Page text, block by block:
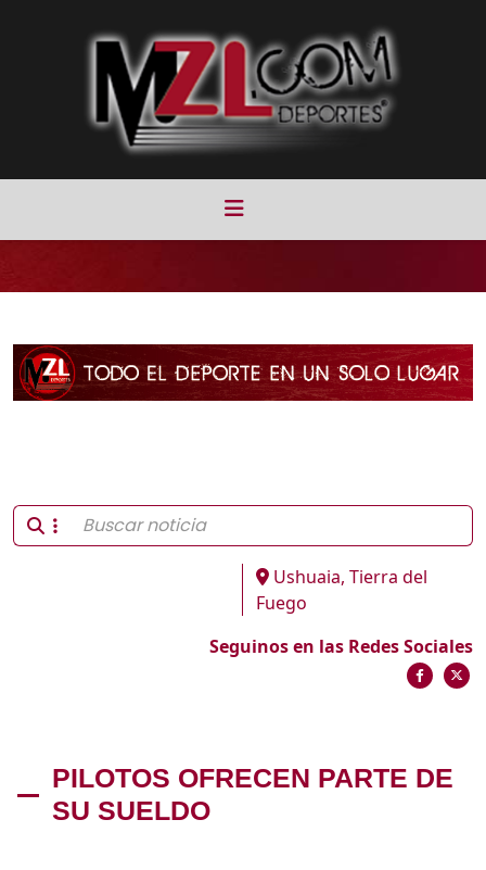
Ushuaia, Tierra del
Fuego
Seguinos en las Redes Sociales
PILOTOS OFRECEN PARTE DE
SU SUELDO